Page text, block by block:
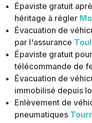
Épaviste gratuit
héritage à régler
Évacuation de
par l'assurance
Épaviste gratuit
télécommande de
Évacuation de
immobilisé depuis
Enlèvement de
pneumatiques